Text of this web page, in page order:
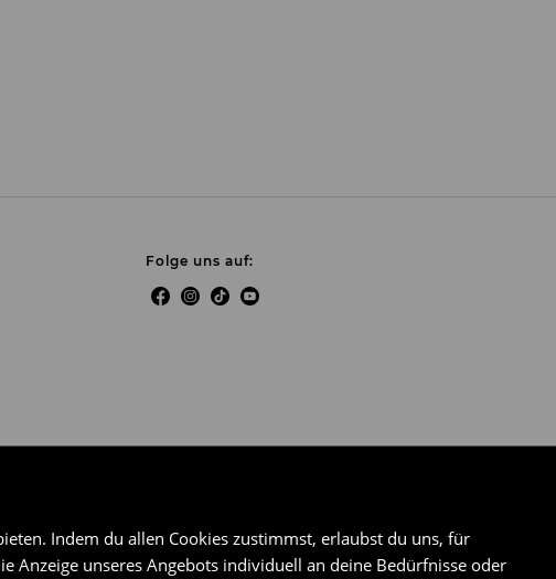
Indem du allen Cookies zustimmst, erlaubst du uns, für
Anzeige unseres Angebots individuell an deine Bedürfnisse oder
Folge uns auf: